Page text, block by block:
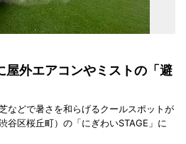
屋外エアコンやミストの「避
などで暑さを和らげるクールスポットが
谷区桜丘町）の「にぎわいSTAGE」に